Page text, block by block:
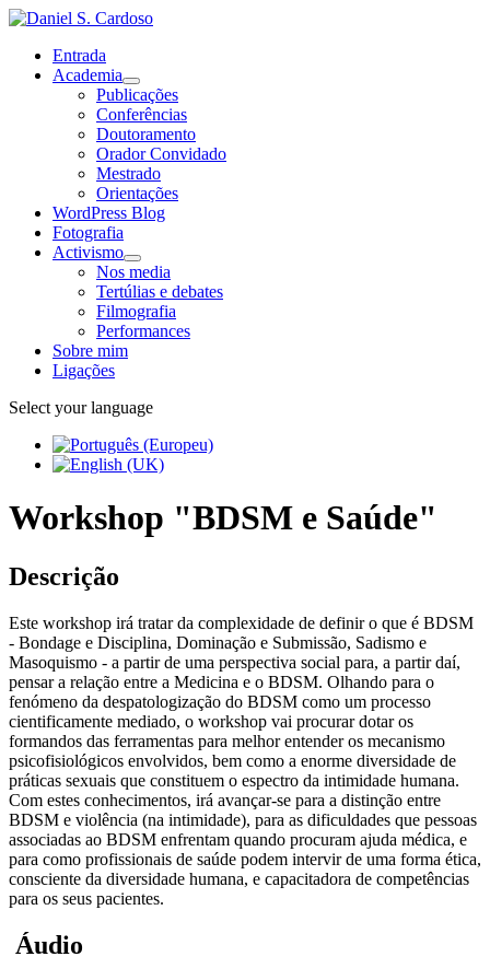
Entrada
Academia
Publicações
Conferências
Doutoramento
Orador Convidado
Mestrado
Orientações
WordPress Blog
Fotografia
Activismo
Nos media
Tertúlias e debates
Filmografia
Performances
Sobre mim
Ligações
Select your language
Workshop "BDSM e Saúde"
Descrição
Este workshop irá tratar da complexidade de definir o que é BDSM
- Bondage e Disciplina, Dominação e Submissão, Sadismo e
Masoquismo - a partir de uma perspectiva social para, a partir daí,
pensar a relação entre a Medicina e o BDSM. Olhando para o
fenómeno da despatologização do BDSM como um processo
cientificamente mediado, o workshop vai procurar dotar os
formandos das ferramentas para melhor entender os mecanismo
psicofisiológicos envolvidos, bem como a enorme diversidade de
práticas sexuais que constituem o espectro da intimidade humana.
Com estes conhecimentos, irá avançar-se para a distinção entre
BDSM e violência (na intimidade), para as dificuldades que pessoas
associadas ao BDSM enfrentam quando procuram ajuda médica, e
para como profissionais de saúde podem intervir de uma forma ética,
consciente da diversidade humana, e capacitadora de competências
para os seus pacientes.
Áudio